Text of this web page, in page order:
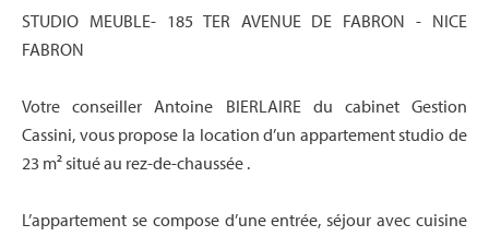
STUDIO MEUBLE- 185 TER AVENUE DE FABRON - NICE
FABRON
Votre conseiller Antoine BIERLAIRE du cabinet Gestion
Cassini, vous propose la location d’un appartement studio de
23 m² situé au rez-de-chaussée .
L’appartement se compose d’une entrée, séjour avec cuisine